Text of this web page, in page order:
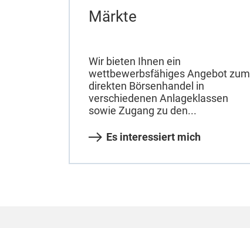
Märkte
Wir bieten Ihnen ein
wettbewerbsfähiges Angebot zum
direkten Börsenhandel in
verschiedenen Anlageklassen
sowie Zugang zu den...
Es interessiert mich